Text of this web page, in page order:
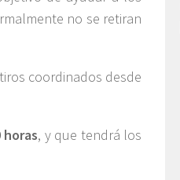
no se retiran
coordinados desde
horas, y que tendrá los